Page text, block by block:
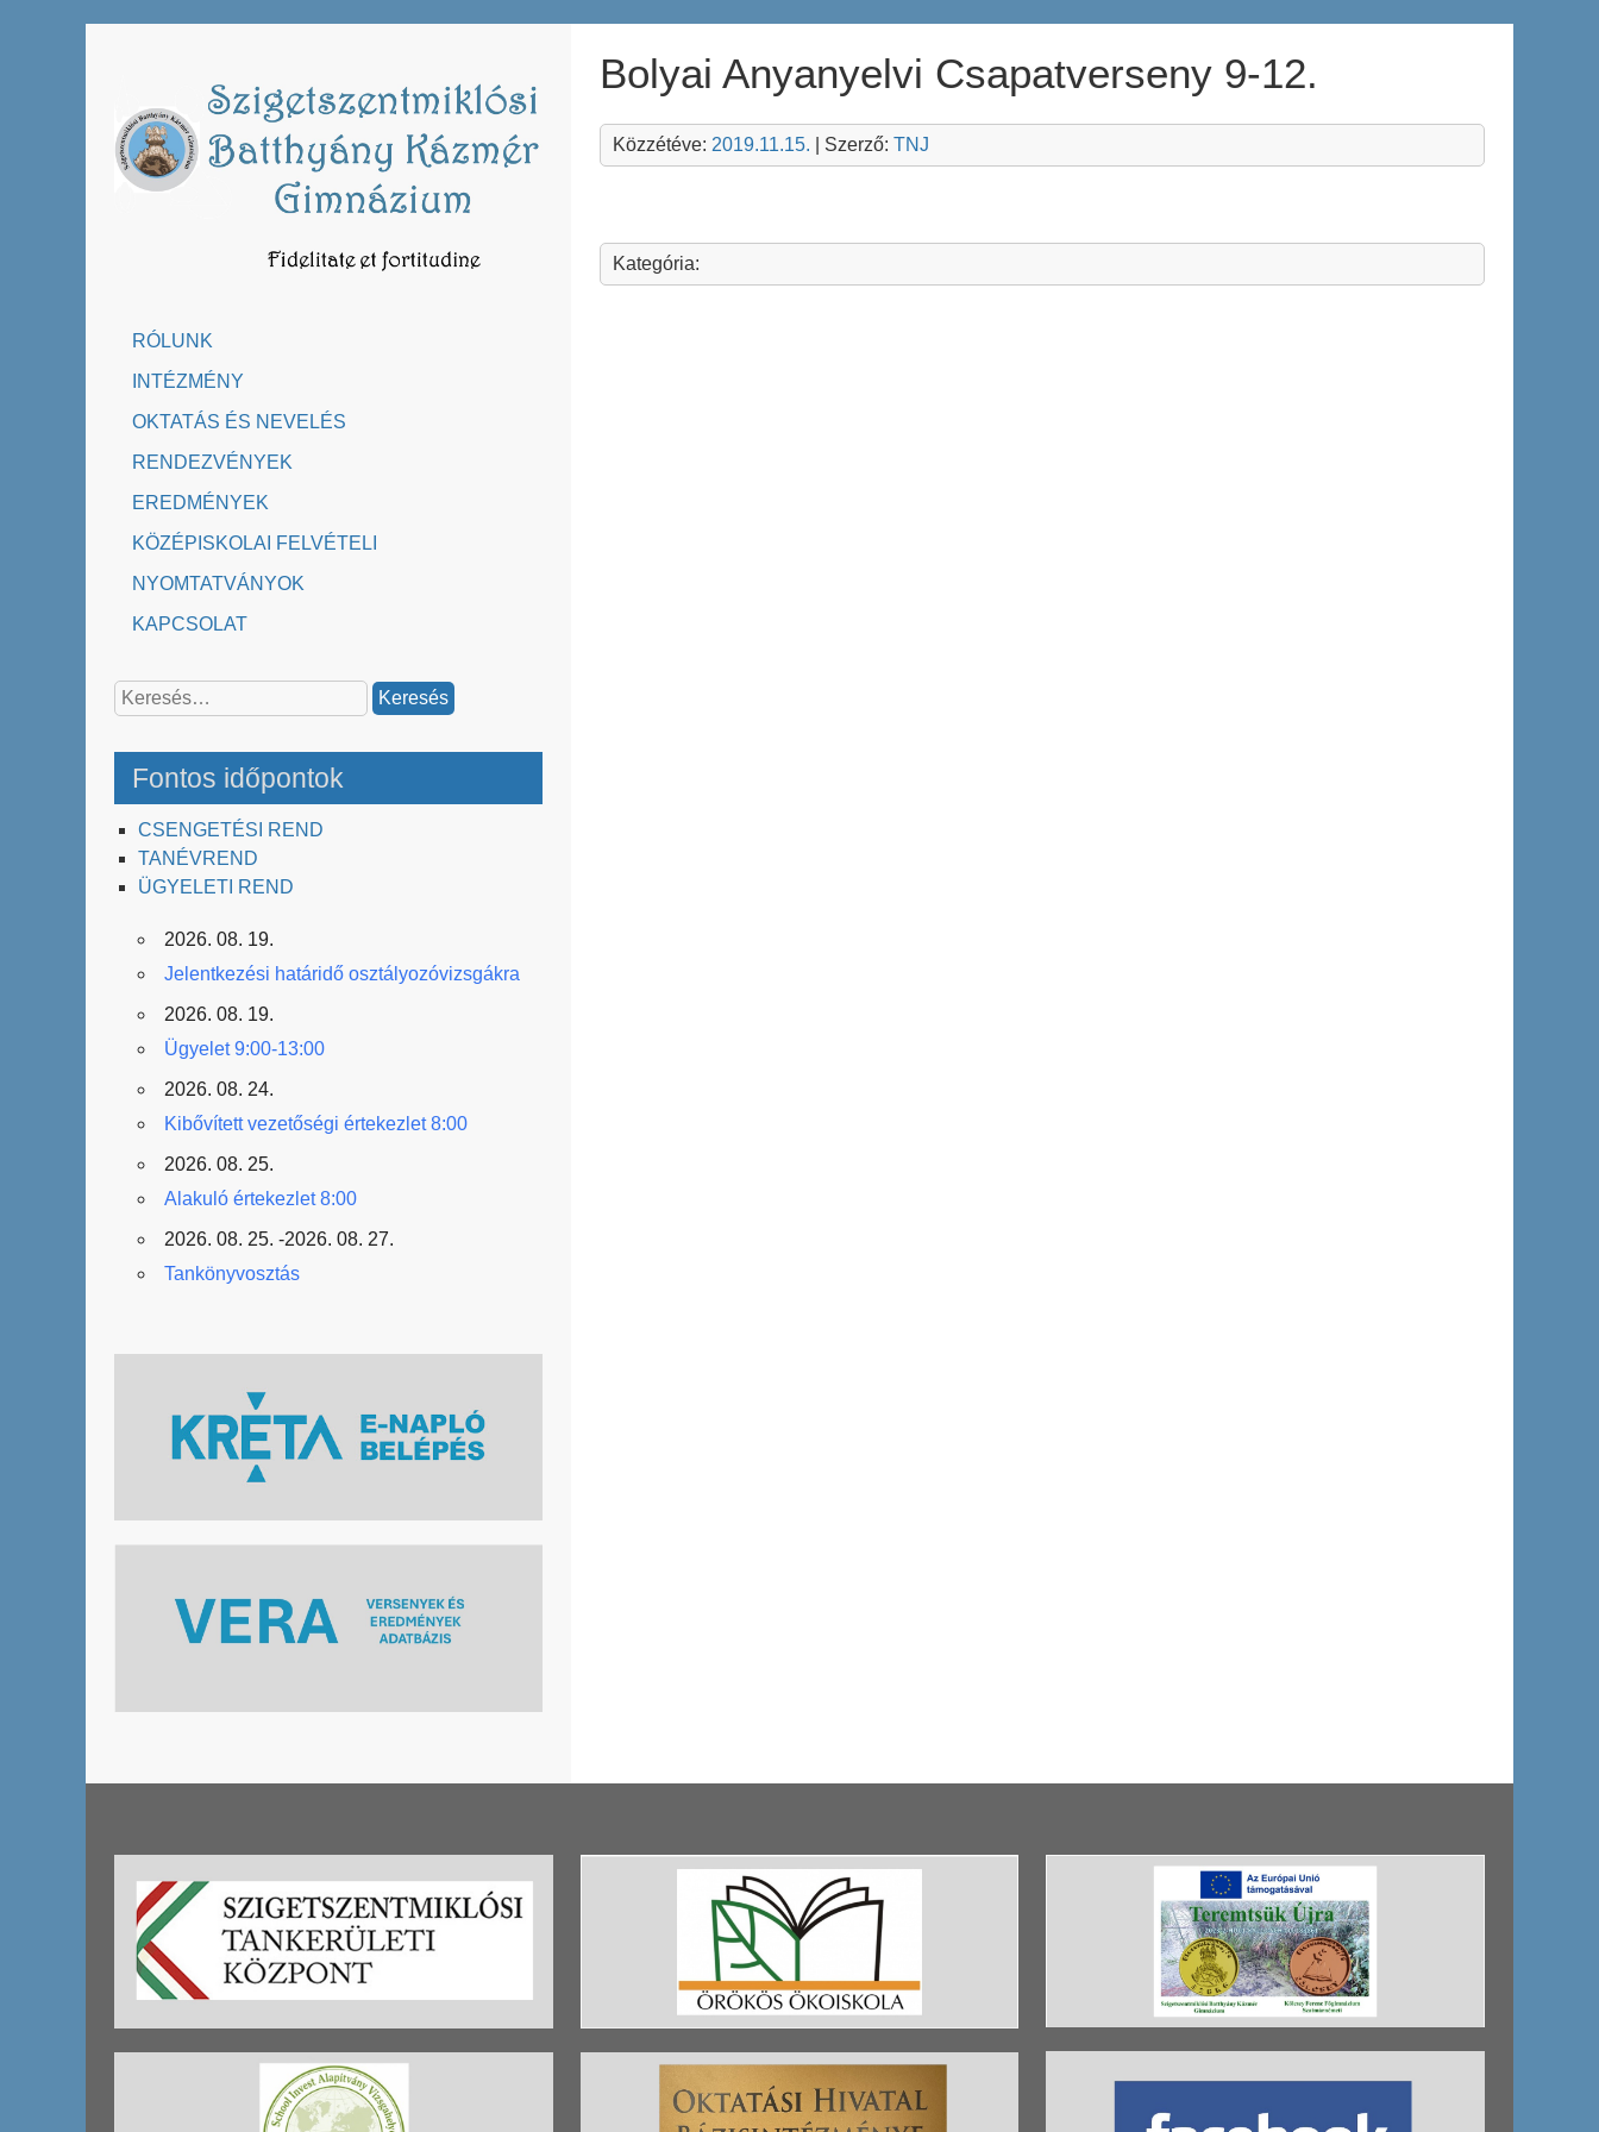
RÓLUNK
INTÉZMÉNY
OKTATÁS ÉS NEVELÉS
RENDEZVÉNYEK
EREDMÉNYEK
KÖZÉPISKOLAI FELVÉTELI
NYOMTATVÁNYOK
KAPCSOLAT
Keresés:
Fontos időpontok
CSENGETÉSI REND
TANÉVREND
ÜGYELETI REND
2026. 08. 19.
Jelentkezési határidő osztályozóvizsgákra
2026. 08. 19.
Ügyelet 9:00-13:00
2026. 08. 24.
Kibővített vezetőségi értekezlet 8:00
2026. 08. 25.
Alakuló értekezlet 8:00
2026. 08. 25. -2026. 08. 27.
Tankönyvosztás
Bolyai Anyanyelvi Csapatverseny 9-12.
Közzétéve: 2019.11.15. | Szerző: TNJ
Kategória: